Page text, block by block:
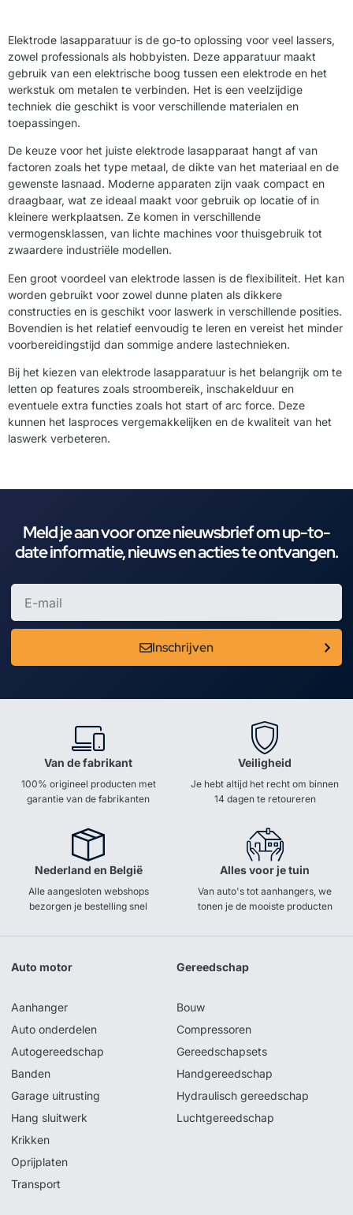
Elektrode lasapparatuur is de go-to oplossing voor veel lassers,
zowel professionals als hobbyisten. Deze apparatuur maakt
gebruik van een elektrische boog tussen een elektrode en het
werkstuk om metalen te verbinden. Het is een veelzijdige
techniek die geschikt is voor verschillende materialen en
toepassingen.
De keuze voor het juiste elektrode lasapparaat hangt af van
factoren zoals het type metaal, de dikte van het materiaal en de
gewenste lasnaad. Moderne apparaten zijn vaak compact en
draagbaar, wat ze ideaal maakt voor gebruik op locatie of in
kleinere werkplaatsen. Ze komen in verschillende
vermogensklassen, van lichte machines voor thuisgebruik tot
zwaardere industriële modellen.
Een groot voordeel van elektrode lassen is de flexibiliteit. Het kan
worden gebruikt voor zowel dunne platen als dikkere
constructies en is geschikt voor laswerk in verschillende posities.
Bovendien is het relatief eenvoudig te leren en vereist het minder
voorbereidingstijd dan sommige andere lastechnieken.
Bij het kiezen van elektrode lasapparatuur is het belangrijk om te
letten op features zoals stroombereik, inschakelduur en
eventuele extra functies zoals hot start of arc force. Deze
kunnen het lasproces vergemakkelijken en de kwaliteit van het
laswerk verbeteren.
Meld je aan voor onze nieuwsbrief om up-to-
date informatie, nieuws en acties te ontvangen.
Inschrijven
Van de fabrikant
100% origineel producten met
garantie van de fabrikanten
Veiligheid
Je hebt altijd het recht om binnen
14 dagen te retoureren
Nederland en België
Alle aangesloten webshops
bezorgen je bestelling snel
Alles voor je tuin
Van auto's tot aanhangers, we
tonen je de mooiste producten
Auto motor
Aanhanger
Auto onderdelen
Autogereedschap
Banden
Garage uitrusting
Hang sluitwerk
Krikken
Oprijplaten
Transport
Gereedschap
Bouw
Compressoren
Gereedschapsets
Handgereedschap
Hydraulisch gereedschap
Luchtgereedschap